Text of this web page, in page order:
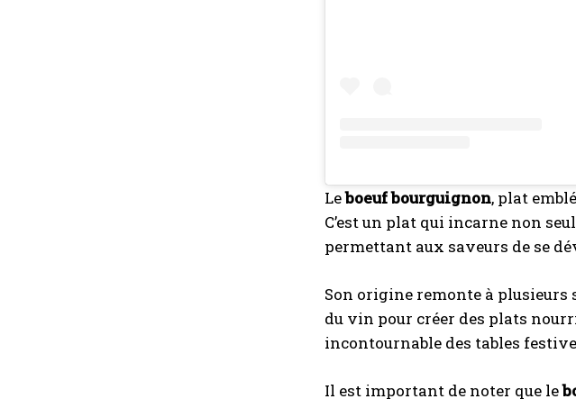
Leboeuf bourguignon, plat
C’est un plat qui incarne non
permettant aux saveurs de se
Son origine remonte à plusieurs
du vin pour créer des plats
incontournable des tables
Il est important de noter que le